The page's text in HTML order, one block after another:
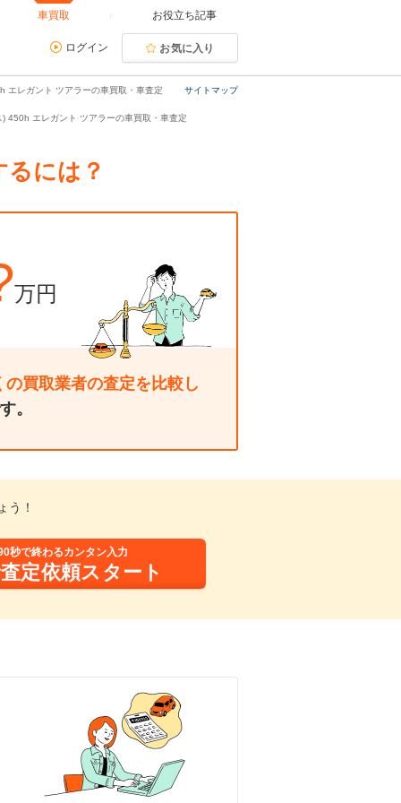
車買取 お役立ち記事
ログイン お気に入り
サイトマップ
エレガント ツアラーの車買取・車査定
) 450h エレガント ツアラーの車買取・車査定
には？
万円
の買取業者の査定を比較し
。
う！
秒で終わるカンタン入力
定依頼スタート